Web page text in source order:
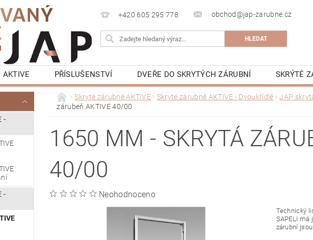
+420 605 295 778 obchod@jap-zarubne.cz
AKTIVE PŘÍSLUŠENSTVÍ DVEŘE DO SKRYTÝCH ZÁRUBNÍ
SKRÝTÉ
OKOPOVÁ SKRYTÁ LIŠTA BEZOBLOŽKOVÁ STAVEBNÍ POUZDRA JAP
ZÁRUBNĚ
NAPIŠTE NÁM
-
-
Skryté zárubně AKTIVE Skryté zárubně AKTIVE - Dvoukřídlé JAP
zárubeň AKTIVE 40/00
1650 MM - SKRYTÁ
40/00
Neohodnoceno
Technický
SAPELI má
zárubní